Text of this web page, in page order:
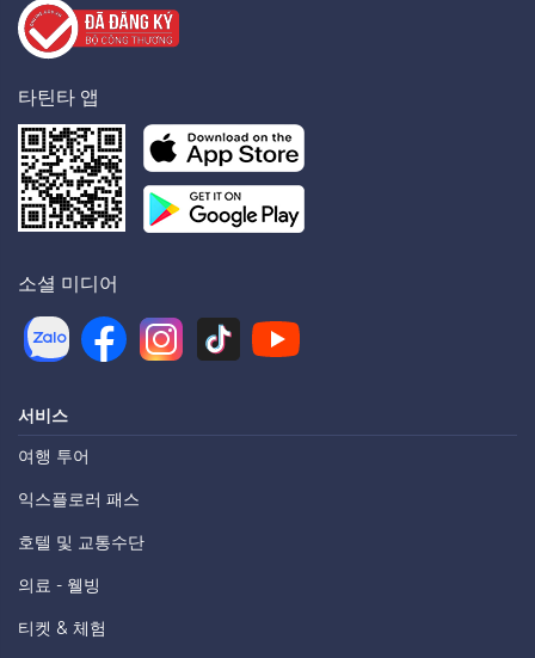
타틴타 앱
소셜 미디어
서비스
여행 투어
익스플로러 패스
호텔 및 교통수단
의료 - 웰빙
티켓 & 체험